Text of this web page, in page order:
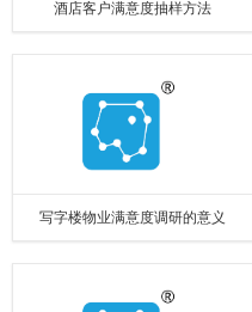
酒店客户满意度抽样方法
写字楼物业满意度调研的意义